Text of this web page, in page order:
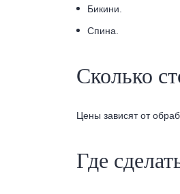
Бикини.
Спина.
Сколько
Цены зависят от
Где